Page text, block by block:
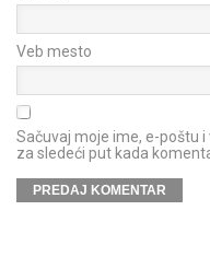
Veb mesto
Sačuvaj moje ime, e-poštu
za sledeći put kada